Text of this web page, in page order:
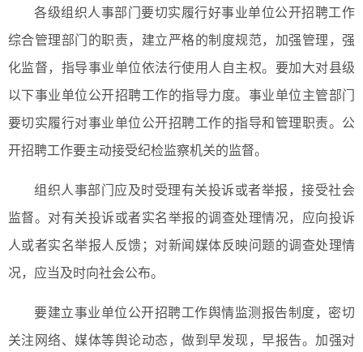
各级组织人事部门要切实履行好事业单位公开招聘工作
综合管理部门的职责，建立严格的制度规范，加强管理，强
化监督，指导事业单位依法行使用人自主权。要加大对县级
以下事业单位公开招聘工作的指导力度。事业单位主管部门
要切实履行对事业单位公开招聘工作的指导和管理职责。公
开招聘工作要主动接受纪检监察机关的监督。
组织人事部门应及时受理有关投诉或者举报，接受社会
监督。对有关投诉或者实名举报的调查处理情况，应向投诉
人或者实名举报人反馈；对新闻媒体反映问题的调查处理情
况，应当及时向社会公布。
要建立事业单位公开招聘工作舆情监测报告制度，密切
关注网络、媒体等舆论动态，做到早发现，早报告。加强对